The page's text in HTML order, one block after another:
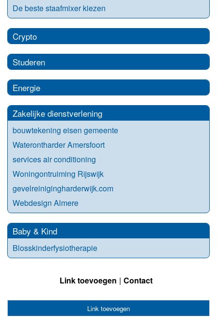
De beste staafmixer kiezen
Crypto
Studeren
Energie
Zakelijke dienstverlening
bouwtekening eisen gemeente
Waterontharder Amersfoort
services air conditioning
Woningontruiming Rijswijk
gevelreinigingharderwijk.com
Webdesign Almere
Baby & Kind
Blosskinderfysiotherapie
Link toevoegen Contact
Link toevoegen